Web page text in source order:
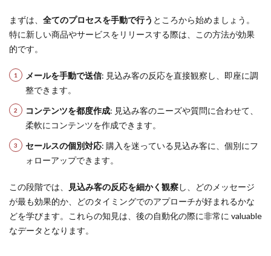
まずは、 全てのプロセスを手動で行う ところから始めましょう。
特に新しい商品やサービスをリリースする際は、この方法が効果
的です。
メールを手動で送信: 見込み客の反応を直接観察し、即座に調
整できます。
コンテンツを都度作成: 見込み客のニーズや質問に合わせて、
柔軟にコンテンツを作成できます。
セールスの個別対応: 購入を迷っている見込み客に、個別にフ
ォローアップできます。
この段階では、 見込み客の反応を細かく観察し、どのメッセージ
が最も効果的か、どのタイミングでのアプローチが好まれるかな
どを学びます。これらの知見は、後の自動化の際に非常に valuable
なデータとなります。